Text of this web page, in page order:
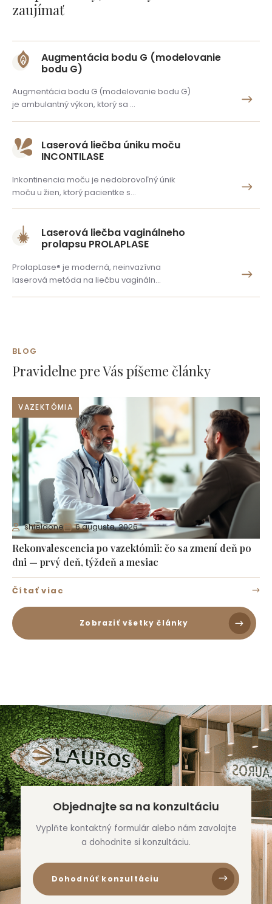
zaujímať
Augmentácia bodu G (modelovanie
bodu G)
Augmentácia bodu G (modelovanie bodu G)
je ambulantný výkon, ktorý sa …
Laserová liečba úniku moču
INCONTILASE
Inkontinencia moču je nedobrovoľný únik
moču u žien, ktorý pacientke s…
Laserová liečba vaginálneho
prolapsu PROLAPLASE
ProlapLase® je moderná, neinvazívna
laserová metóda na liečbu vagináln…
BLOG
Pravidelne pre Vás píšeme články
VAZEKTÓMIA
shieldone 6 augusta, 2026
Rekonvalescencia po vazektómii: čo sa zmení deň po
dni — prvý deň, týždeň a mesiac
Čítať viac
Zobraziť všetky články
Objednajte sa na konzultáciu
Vyplňte kontaktný formulár alebo nám zavolajte
a dohodnite si konzultáciu.
Dohodnúť konzultáciu